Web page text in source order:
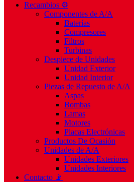
Recambios ⚙️
Componentes de A/A
Baterías
Compresores
Filtros
Turbinas
Despiece de Unidades
Unidad Exterior
Unidad Interior
Piezas de Repuesto de A/A
Aspas
Bombas
Lamas
Motores
Placas Electrónicas
Productos De Ocasión
Unidades de A/A
Unidades Exteriores
Unidades Interiores
Contacto 📡